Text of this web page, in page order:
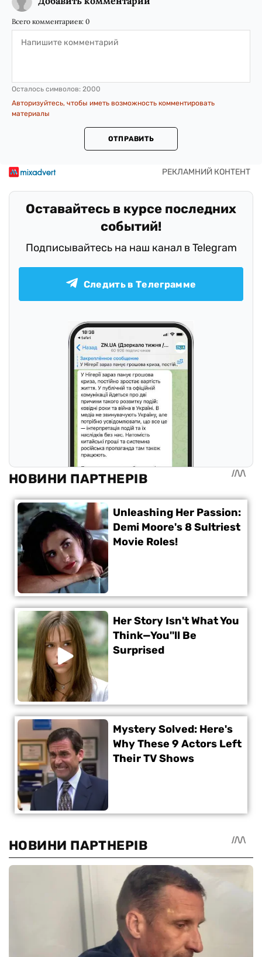
Всего комментариев: 0
Осталось символов: 2000
Авторизуйтесь, чтобы иметь возможность комментировать
материалы
ОТПРАВИТЬ
Оставайтесь в курсе последних
событий!
Подписывайтесь на наш канал в Telegram
Следить в Телеграмме